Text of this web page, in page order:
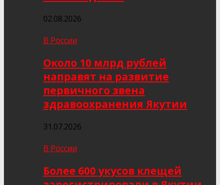
02.08.2026
В России
Около 10 млрд рублей
направят на развитие
первичного звена
здравоохранения Якутии
31.07.2026
В России
Более 600 укусов клещей